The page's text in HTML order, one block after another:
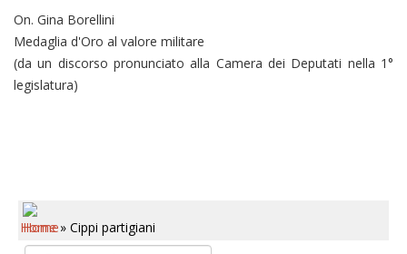
On. Gina Borellini
Medaglia d'Oro al valore militare
(da un discorso pronunciato alla Camera dei Deputati nella 1°
legislatura)
Home» Cippi partigiani